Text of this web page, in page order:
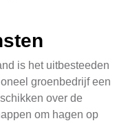
is het uitbesteeden
groenbedrijf een
over de
om hagen op